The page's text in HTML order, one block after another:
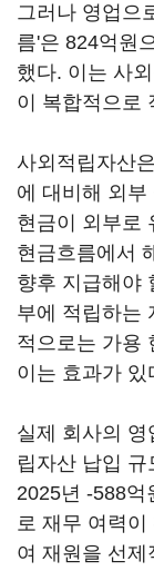
그러나 영업으
름'은 824억원
했다. 이는 사
이 복합적으로
사외적립자산
에 대비해 외
현금이 외부로
현금흐름에서
향후 지급해야
부에 적립하는
적으로는 가용
이는 효과가 있
실제 회사의
립자산 납입
2025년 -588억
로 재무 여력
여 재원을 선